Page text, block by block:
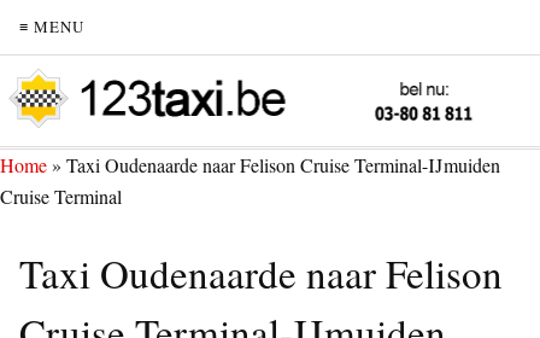
≡ MENU
Home» Taxi Oudenaarde naar Felison Cruise Terminal-IJmuiden
Cruise Terminal
Taxi Oudenaarde naar Felison